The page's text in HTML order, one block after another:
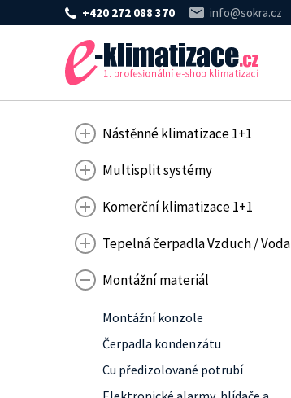
+420 272 088 370 info@sokra.cz
Nástěnné klimatizace 1+1
Multisplit systémy
Komerční klimatizace 1+1
Tepelná čerpadla Vzduch / Voda
Montážní materiál
Montážní konzole
Čerpadla kondenzátu
Cu předizolované potrubí